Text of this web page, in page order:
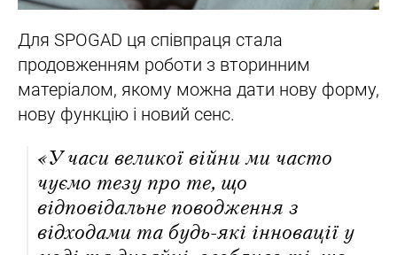
Для SPOGAD ця співпраця стала
продовженням роботи з вторинним
матеріалом, якому можна дати нову форму,
нову функцію і новий сенс.
«У часи великої війни ми часто
чуємо тезу про те, що
відповідальне поводження з
відходами та будь-які інновації у